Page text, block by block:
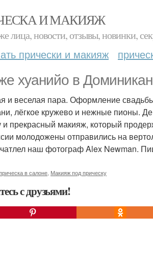
И МАКИЯЖ
лица, новости, отзывы, новинки,
прически и макияж
хуанийо в
и веселая пара. Оформление
лёгкое кружево и нежные пионы.
и прекрасный макияж, который
молодожены отправились на
наш фотограф Alex Newman.
в салоне Макияж под прическу
с друзьями!